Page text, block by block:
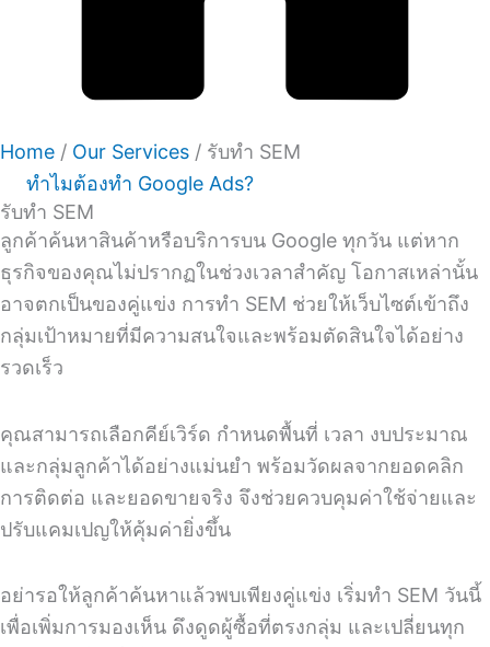
Home / Our Services / รับทำ SEM
ทำไมต้องทำ Google Ads?
รับทำ SEM
ลูกค้าค้นหาสินค้าหรือบริการบน Google ทุกวัน แต่หาก
ธุรกิจของคุณไม่ปรากฏในช่วงเวลาสำคัญ โอกาสเหล่านั้น
อาจตกเป็นของคู่แข่ง การทำ SEM ช่วยให้เว็บไซต์เข้าถึง
กลุ่มเป้าหมายที่มีความสนใจและพร้อมตัดสินใจได้อย่าง
รวดเร็ว
คุณสามารถเลือกคีย์เวิร์ด กำหนดพื้นที่ เวลา งบประมาณ
และกลุ่มลูกค้าได้อย่างแม่นยำ พร้อมวัดผลจากยอดคลิก
การติดต่อ และยอดขายจริง จึงช่วยควบคุมค่าใช้จ่ายและ
ปรับแคมเปญให้คุ้มค่ายิ่งขึ้น
อย่ารอให้ลูกค้าค้นหาแล้วพบเพียงคู่แข่ง เริ่มทำ SEM วันนี้
เพื่อเพิ่มการมองเห็น ดึงดูดผู้ซื้อที่ตรงกลุ่ม และเปลี่ยนทุก